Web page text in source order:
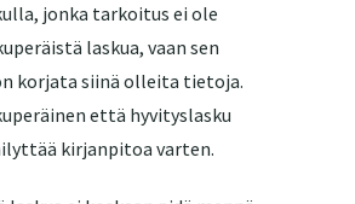
jonka tarkoitus ei ole
laskua, vaan sen
korjata siinä olleita tietoja.
että hyvityslasku
kirjanpitoa varten.